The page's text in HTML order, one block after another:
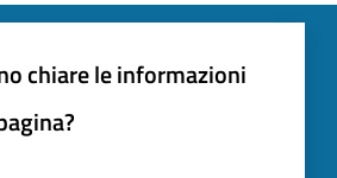
chiare le informazioni